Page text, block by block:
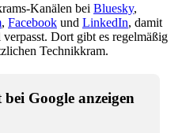
Kanälen bei Bluesky,
, Facebook und LinkedIn, damit
Dort gibt es regelmäßig
Technikkram.
Google anzeigen